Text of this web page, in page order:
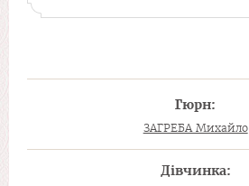
Гюрн:
ЗАГРЕБА Михайло
Дівчинка: